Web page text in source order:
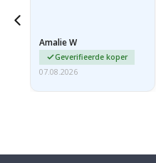
Amalie W
Geverifieerde koper
07.08.2026